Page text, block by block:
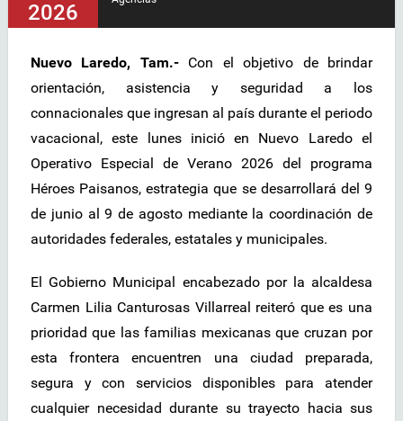
2026
Nuevo Laredo, Tam.- Con el objetivo de brindar
orientación, asistencia y seguridad a los
connacionales que ingresan al país durante el periodo
vacacional, este lunes inició en Nuevo Laredo el
Operativo Especial de Verano 2026 del programa
Héroes Paisanos, estrategia que se desarrollará del 9
de junio al 9 de agosto mediante la coordinación de
autoridades federales, estatales y municipales.
El Gobierno Municipal encabezado por la alcaldesa
Carmen Lilia Canturosas Villarreal reiteró que es una
prioridad que las familias mexicanas que cruzan por
esta frontera encuentren una ciudad preparada,
segura y con servicios disponibles para atender
cualquier necesidad durante su trayecto hacia sus